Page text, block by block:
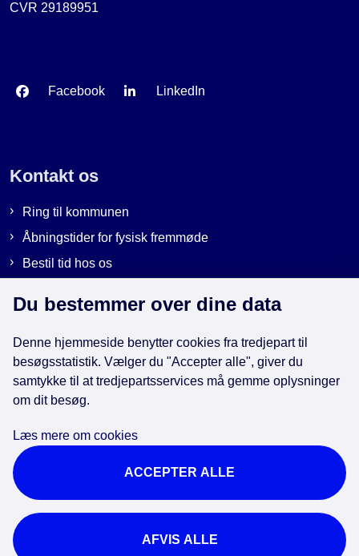
CVR 29189951
Facebook LinkedIn
Kontakt os
Ring til kommunen
Åbningstider for fysisk fremmøde
Bestil tid hos os
Genveje
EAN-numre i kommunen
Cookies
Tilgængelighedserklæring
Brug af kunstig intelligens
Du bestemmer over dine data
Denne hjemmeside benytter cookies fra tredjepart til
besøgsstatistik. Vælger du "Accepter alle", giver du
samtykke til at tredjepartsservices må gemme oplysninger
om dit besøg.
Læs mere om cookies
ACCEPTER ALLE
AFVIS ALLE